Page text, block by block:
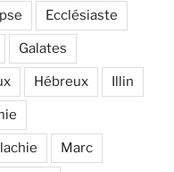
Ecclésiaste
Galates
Hébreux Illin
Marc